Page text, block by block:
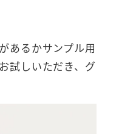
あるかサンプル用
試しいただき、グ